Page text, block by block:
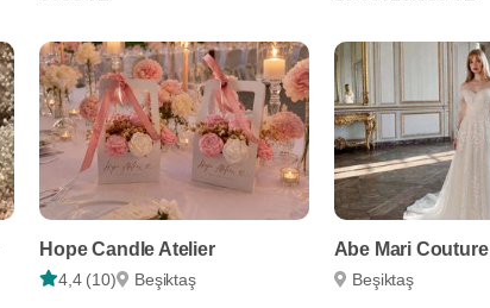
Hope Candle Atelier
4,4 (10) Beşiktaş
Abe Mari Couture
Beşiktaş